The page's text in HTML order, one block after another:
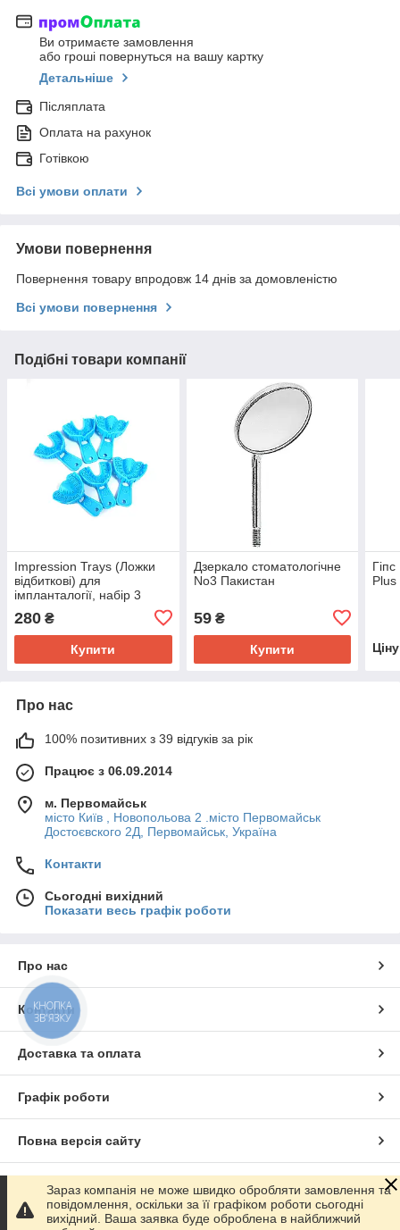
Ви отримаєте замовлення
або гроші повернуться на вашу картку
Детальніше
Післяплата
Оплата на рахунок
Готівкою
Всі умови оплати
Умови повернення
Повернення товару впродовж 14 днів за домовленістю
Всі умови повернення
Подібні товари компанії
Impression Trays (Ложки
відбиткові) для
імпланталогії, набір 3
пари (6 шт), пластмасові
280 ₴
Купити
Дзеркало стоматологічне
No3 Пакистан
59₴
Купити
Plus
Про нас
100% позитивних з 39 відгуків за рік
Працює з 06.09.2014
м. Первомайськ
місто Київ , Новопольова 2 .місто Первомайськ
Достоєвского 2Д, Первомайськ, Україна
Контакти
Сьогодні вихідний
Показати весь графік роботи
Про нас
Контакти
Доставка та оплата
Графік роботи
Повна версія сайту
Сайт створено на маркетплейсі Prom.ua
Зараз компанія не може швидко обробляти замовлення та
повідомлення, оскільки за її графіком роботи сьогодні
вихідний. Ваша заявка буде оброблена в найближчий
КНОПКА
ЗВ'ЯЗКУ